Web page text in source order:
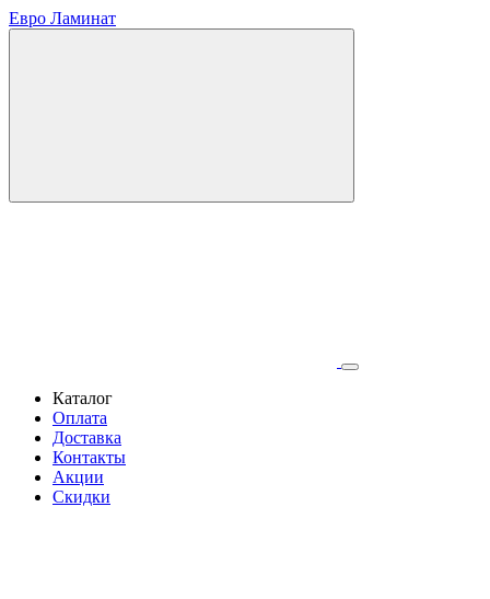
Евро Ламинат
Каталог
Оплата
Доставка
Контакты
Акции
Скидки